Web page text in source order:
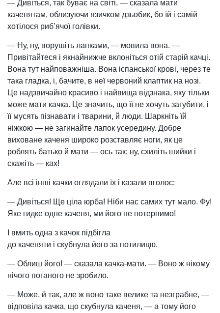
— Дивіться, так буває на світі, — сказала мати
каченятам, облизуючи язичком дзьобик, бо їй і самій
хотілося риб’ячої голівки.
— Ну, ну, ворушіть лапками, — мовила вона. —
Привітайтеся і якнайнижче вклоніться отій старій качці.
Вона тут найповажніша. Вона іспанської крові, через те
така гладка, і, бачите, в неї червоний клаптик на нозі.
Це надзвичайно красиво і найвища відзнака, яку тільки
може мати качка. Це значить, що її не хочуть загубити, і
її мусять пізнавати і тварини, й люди. Шаркніть їй
ніжкою — не загинайте лапок усередину. Добре
виховане каченя широко розставляє ноги, як це
роблять батько й мати — ось так; ну, схиліть шийки і
скажіть — ках!
Але всі інші качки оглядали їх і казали вголос:
— Дивіться! Ще ціла юрба! Ніби нас самих тут мало. Фу!
Яке гидке одне каченя, ми його не потерпимо!
І вмить одна з качок підбігла
до каченяти і скубнула його за потилицю.
— Облиш його! — сказала качка-мати. — Воно ж нікому
нічого поганого не зробило.
— Може, й так, але ж воно таке велике та незграбне, —
відповіла качка, що скубнула каченя, — а тому його